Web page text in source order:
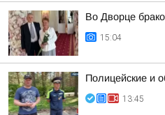
Во Дворце
15:04
Полицейские и
13:45